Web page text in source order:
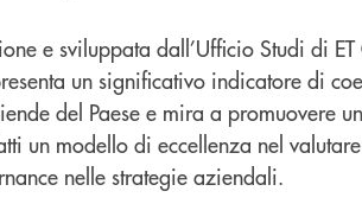
e sviluppata dall’Ufficio Studi di
un significativo indicatore di
del Paese e mira a promuovere
un modello di eccellenza nel
nelle strategie aziendali.